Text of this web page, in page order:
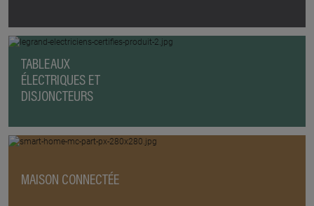
TABLEAUX
ÉLECTRIQUES ET
DISJONCTEURS
MAISON CONNECTÉE